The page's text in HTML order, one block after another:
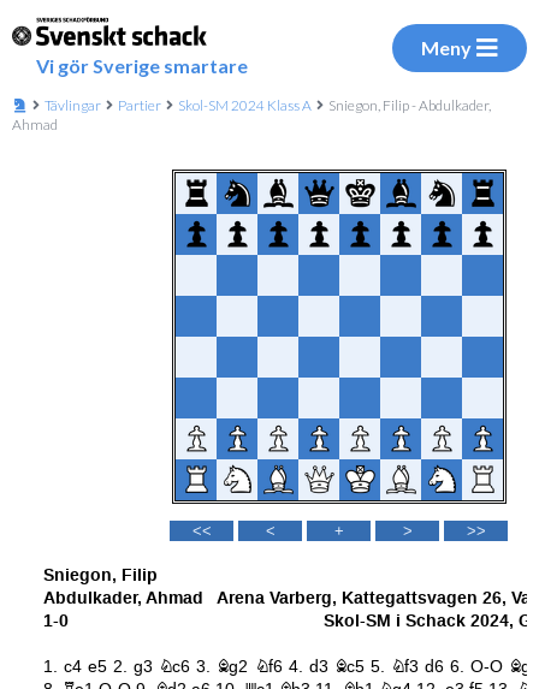
Vi gör Sverige smartare
Meny
Tävlingar Partier Skol-SM 2024 Klass A
Sniegon, Filip - Abdulkader,
Ahmad